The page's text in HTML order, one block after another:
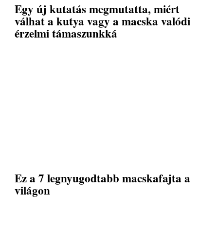
Egy új kutatás megmutatta, miért
válhat a kutya vagy a macska valódi
érzelmi támaszunkká
Ez a 7 legnyugodtabb macskafajta a
világon